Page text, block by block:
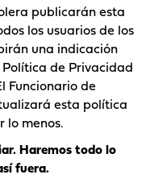
publicarán esta
los usuarios de los
una indicación
de Privacidad
Funcionario de
esta política
lo menos.
Haremos todo lo
fuera.